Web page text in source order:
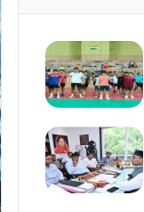
दि
ब
द
ल